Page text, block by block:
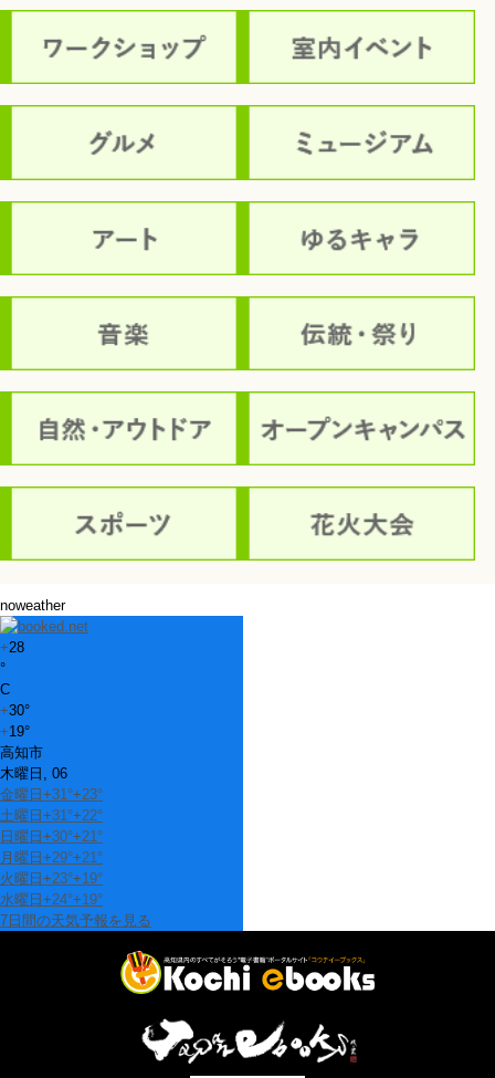
noweather
+28
°
C
+30°
+19°
高知市
木曜日, 06
金曜日 +31°+23°
土曜日 +31°+22°
日曜日 +30°+21°
月曜日 +29°+21°
火曜日 +23°+19°
水曜日 +24°+19°
7日間の天気予報を見る